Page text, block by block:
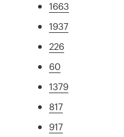
1663
1937
226
60
1379
817
917